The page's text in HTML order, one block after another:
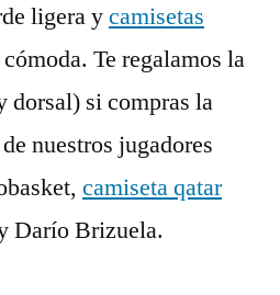
ligera ycamisetas
cómoda. Te regalamos la
dorsal) si compras la
nuestros jugadores
camiseta qatar
Darío Brizuela.